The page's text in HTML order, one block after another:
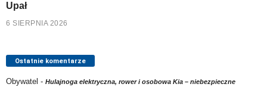
Upał
6 SIERPNIA 2026
Ostatnie komentarze
Obywatel - Hulajnoga elektryczna, rower i osobowa Kia – niebezpieczne